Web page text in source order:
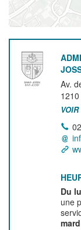
Av.
1210
Du
une